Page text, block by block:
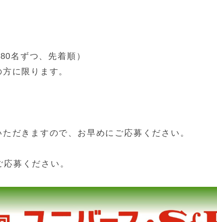
名ずつ、先着順）
に限ります。
だきますので、お早めにご応募ください。
応募ください。